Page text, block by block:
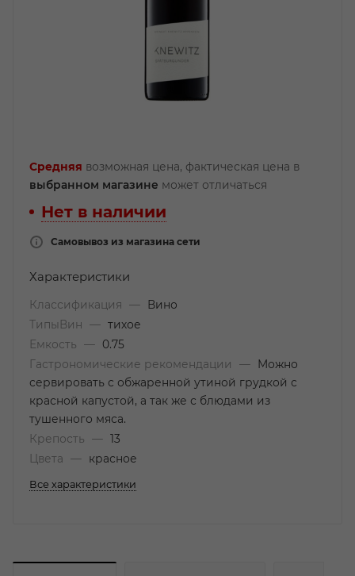
Средняя возможная цена, фактическая цена в
выбранном магазине может отличаться
Нет в наличии
Самовывоз из магазина сети
Характеристики
Классификация —
Вино
ТипыВин
— тихое
Емкость
—
0.75
Гастрономические рекомендации
—
Можно
сервировать с обжаренной утиной грудкой с
красной капустой, а так же с блюдами из
тушенного мяса.
Крепость
— 13
Цвета
— красное
Все характеристики